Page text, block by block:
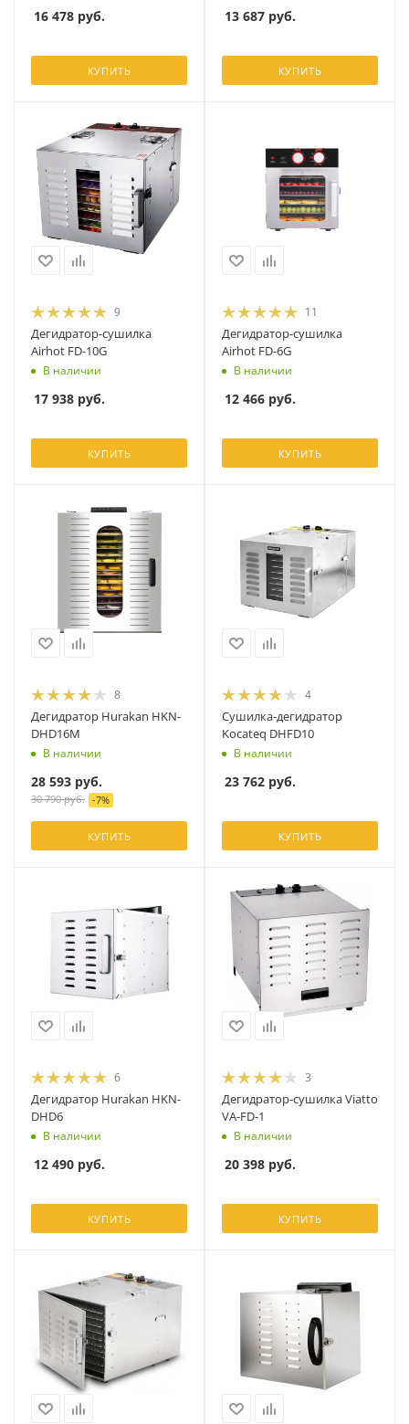
16 478 руб.
КУПИТЬ
13 687 руб.
КУПИТЬ
9
Дегидратор-сушилка
Airhot FD-10G
В наличии
17 938 руб.
КУПИТЬ
11
Дегидратор-сушилка
Airhot FD-6G
В наличии
12 466 руб.
КУПИТЬ
8
Дегидратор Hurakan HKN-
DHD16M
В наличии
28 593 руб.
30 790руб. -7%
КУПИТЬ
4
Сушилка-дегидратор
Kocateq DHFD10
В наличии
23 762 руб.
КУПИТЬ
6
Дегидратор Hurakan HKN-
DHD6
В наличии
12 490 руб.
КУПИТЬ
3
Дегидратор-сушилка Viatto
VA-FD-1
В наличии
20 398 руб.
КУПИТЬ